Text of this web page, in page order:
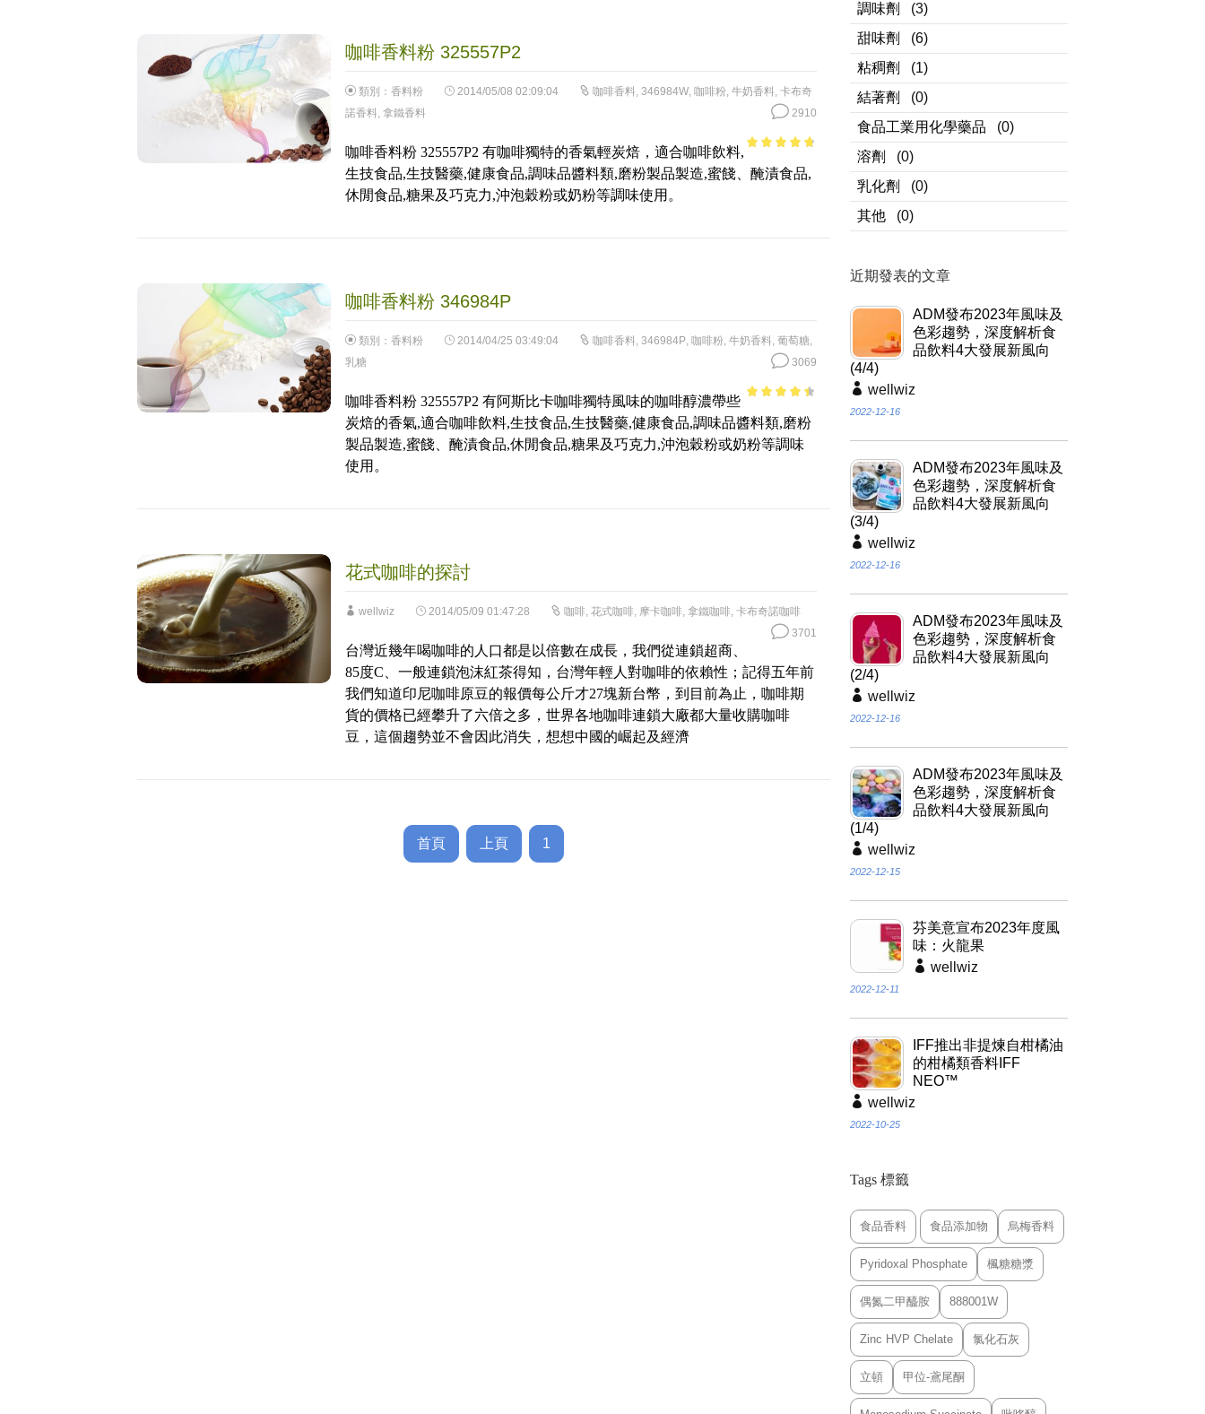
咖啡香料粉 325557P2
類別： 香料粉 2014/05/08 02:09:04 咖啡香料, 346984W, 咖啡粉, 牛奶香料, 卡布奇
諾香料, 拿鐵香料 2910
5
咖啡香料粉 325557P2 有咖啡獨特的香氣輕炭焙，適合咖啡飲料,
生技食品,生技醫藥,健康食品,調味品醬料類,磨粉製品製造,蜜餞、醃漬食品,
休閒食品,糖果及巧克力,沖泡穀粉或奶粉等調味使用。
咖啡香料粉 346984P
類別： 香料粉 2014/04/25 03:49:04 咖啡香料, 346984P, 咖啡粉, 牛奶香料, 葡萄糖,
乳糖
3069
5
咖啡香料粉 325557P2 有阿斯比卡咖啡獨特風味的咖啡醇濃帶些
炭焙的香氣,適合咖啡飲料,生技食品,生技醫藥,健康食品,調味品醬料類,磨粉
製品製造,蜜餞、醃漬食品,休閒食品,糖果及巧克力,沖泡穀粉或奶粉等調味
使用。
花式咖啡的探討
wellwiz 2014/05/09 01:47:28 咖啡, 花式咖啡, 摩卡咖啡, 拿鐵咖啡, 卡布奇諾咖啡
3701
台灣近幾年喝咖啡的人口都是以倍數在成長，我們從連鎖超商、
85度C、一般連鎖泡沫紅茶得知，台灣年輕人對咖啡的依賴性；記得五年前
我們知道印尼咖啡原豆的報價每公斤才27塊新台幣，到目前為止，咖啡期
貨的價格已經攀升了六倍之多，世界各地咖啡連鎖大廠都大量收購咖啡
豆，這個趨勢並不會因此消失，想想中國的崛起及經濟
首頁 上頁 1
調味劑
(3)
甜味劑
(6)
粘稠劑
(1)
結著劑
(0)
食品工業用化學藥品
(0)
溶劑
(0)
乳化劑
(0)
其他
(0)
近期發表的文章
ADM發布2023年風味及
色彩趨勢，深度解析食
品飲料4大發展新風向
(4/4)
wellwiz
2022-12-16
ADM發布2023年風味及
色彩趨勢，深度解析食
品飲料4大發展新風向
(3/4)
wellwiz
2022-12-16
ADM發布2023年風味及
色彩趨勢，深度解析食
品飲料4大發展新風向
(2/4)
wellwiz
2022-12-16
ADM發布2023年風味及
色彩趨勢，深度解析食
品飲料4大發展新風向
(1/4)
wellwiz
2022-12-15
芬美意宣布2023年度風
味：火龍果
wellwiz
2022-12-11
IFF推出非提煉自柑橘油
的柑橘類香料IFF
NEO™
wellwiz
2022-10-25
Tags 標籤
食品香料 食品添加物 烏梅香料
Pyridoxal Phosphate 楓糖糖漿
偶氮二甲醯胺 888001W
Zinc HVP Chelate 氯化石灰
立頓 甲位-鳶尾酮